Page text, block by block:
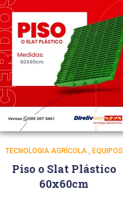
TECNOLOGIA AGRÍCOLA, EQUIPOS
Piso o Slat Plástico
60x60cm